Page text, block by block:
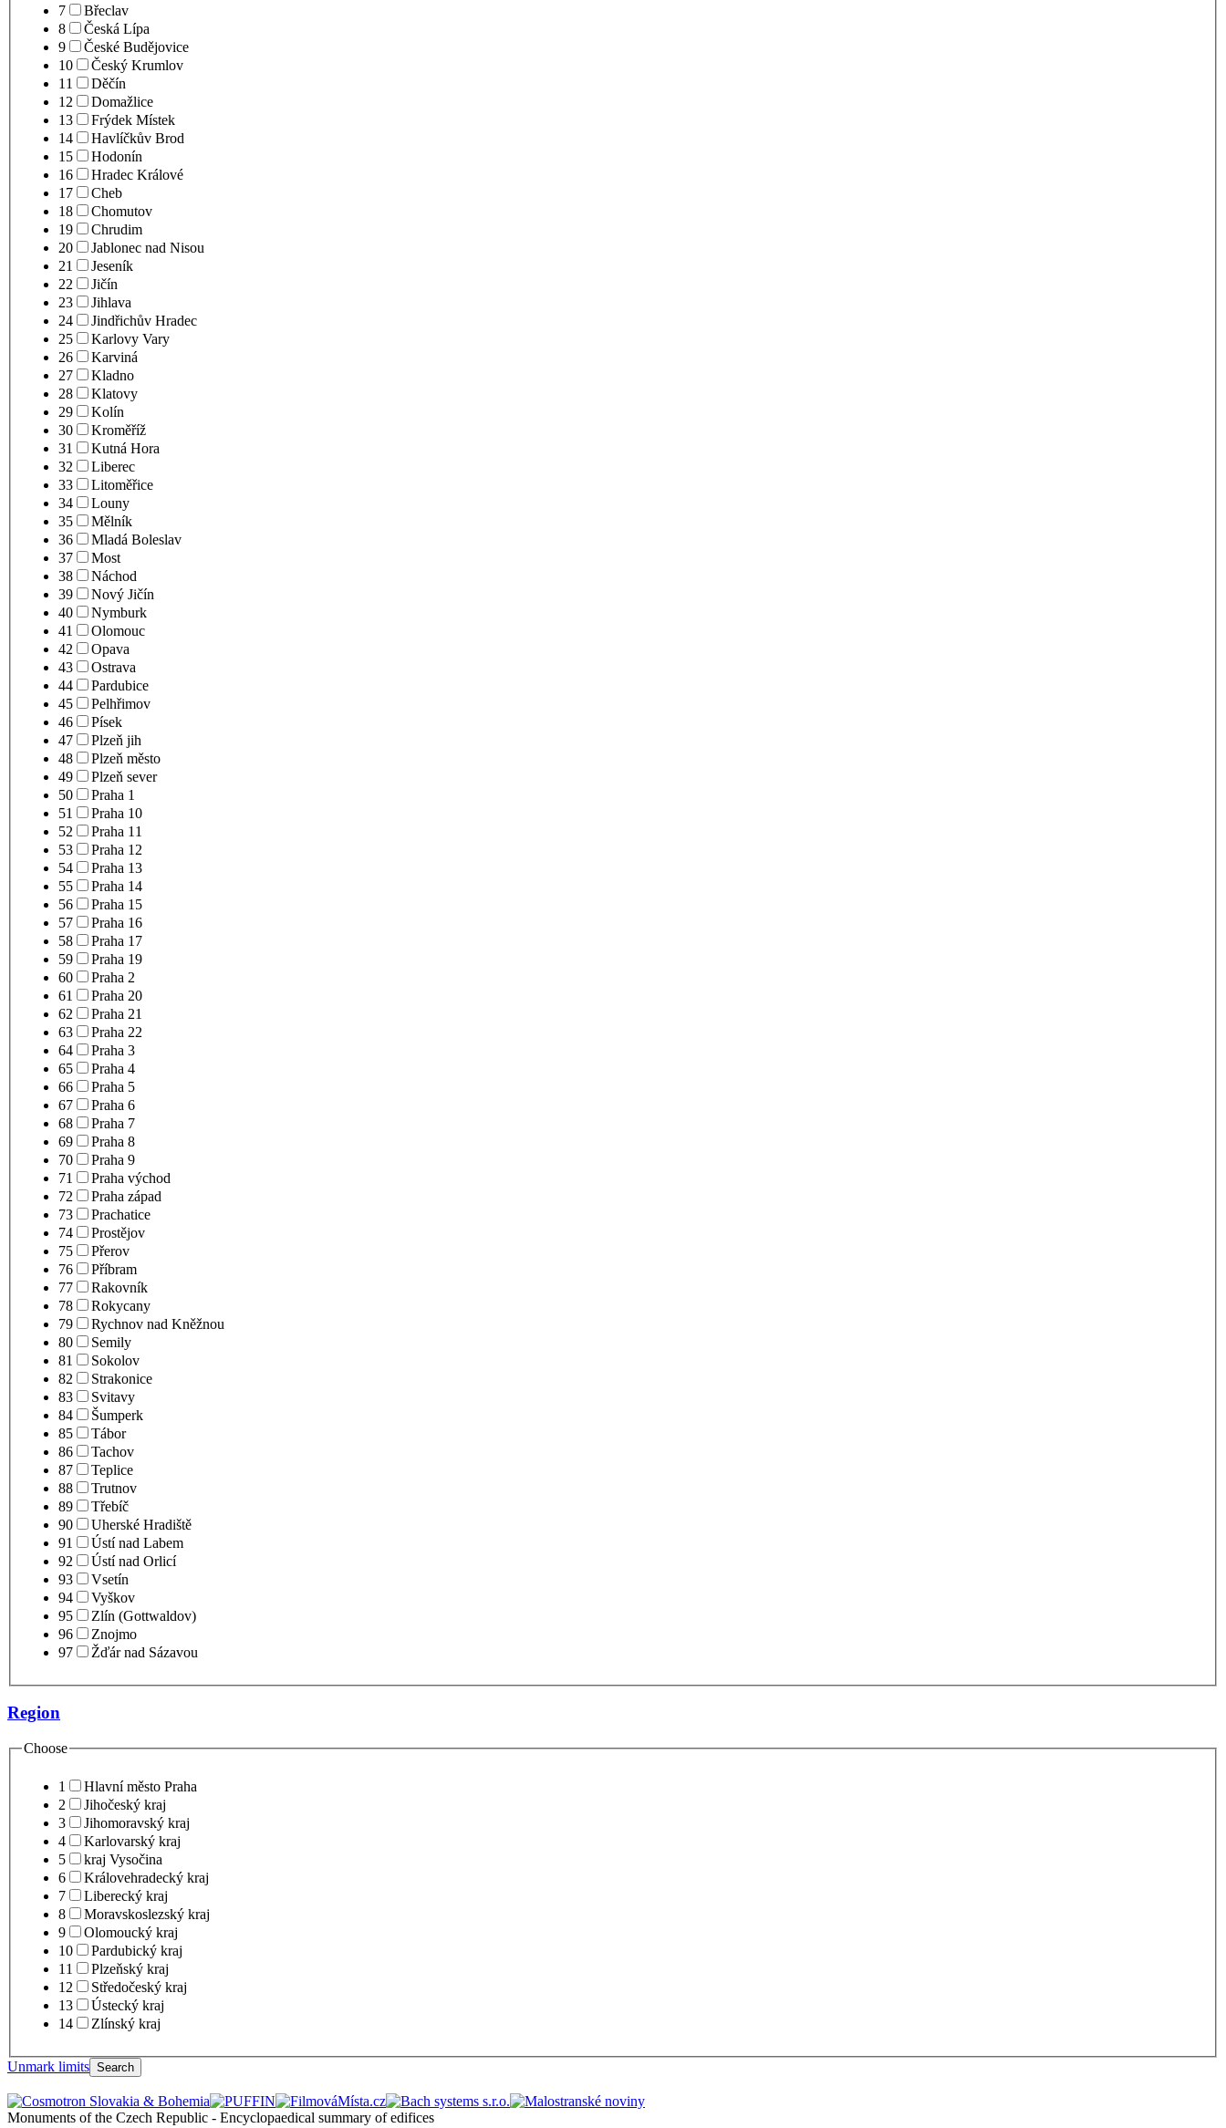
7
Břeclav
8
Česká Lípa
9
České Budějovice
10
Český Krumlov
11
Děčín
12
Domažlice
13
Frýdek Místek
14
Havlíčkův Brod
15
Hodonín
16
Hradec Králové
17
Cheb
18
Chomutov
19
Chrudim
20
Jablonec nad Nisou
21
Jeseník
22
Jičín
23
Jihlava
24
Jindřichův Hradec
25
Karlovy Vary
26
Karviná
27
Kladno
28
Klatovy
29
Kolín
30
Kroměříž
31
Kutná Hora
32
Liberec
33
Litoměřice
34
Louny
35
Mělník
36
Mladá Boleslav
37
Most
38
Náchod
39
Nový Jičín
40
Nymburk
41
Olomouc
42
Opava
43
Ostrava
44
Pardubice
45
Pelhřimov
46
Písek
47
Plzeň jih
48
Plzeň město
49
Plzeň sever
50
Praha 1
51
Praha 10
52
Praha 11
53
Praha 12
54
Praha 13
55
Praha 14
56
Praha 15
57
Praha 16
58
Praha 17
59
Praha 19
60
Praha 2
61
Praha 20
62
Praha 21
63
Praha 22
64
Praha 3
65
Praha 4
66
Praha 5
67
Praha 6
68
Praha 7
69
Praha 8
70
Praha 9
71
Praha východ
72
Praha západ
73
Prachatice
74
Prostějov
75
Přerov
76
Příbram
77
Rakovník
78
Rokycany
79
Rychnov nad Kněžnou
80
Semily
81
Sokolov
82
Strakonice
83
Svitavy
84
Šumperk
85
Tábor
86
Tachov
87
Teplice
88
Trutnov
89
Třebíč
90
Uherské Hradiště
91
Ústí nad Labem
92
Ústí nad Orlicí
93
Vsetín
94
Vyškov
95
Zlín (Gottwaldov)
96
Znojmo
97
Žďár nad Sázavou
Region
Choose
1
Hlavní město Praha
2
Jihočeský kraj
3
Jihomoravský kraj
4
Karlovarský kraj
5
kraj Vysočina
6
Královehradecký kraj
7
Liberecký kraj
8
Moravskoslezský kraj
9
Olomoucký kraj
10
Pardubický kraj
11
Plzeňský kraj
12
Středočeský kraj
13
Ústecký kraj
14
Zlínský kraj
Unmark limits Search